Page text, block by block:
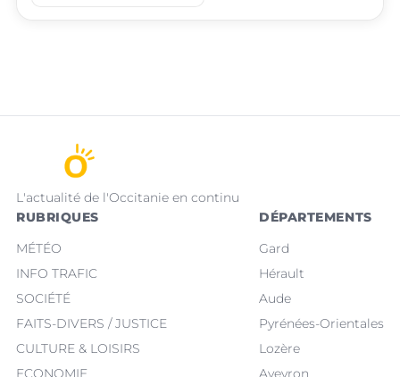
L'actualité de l'Occitanie en continu
RUBRIQUES
MÉTÉO
INFO TRAFIC
SOCIÉTÉ
FAITS-DIVERS / JUSTICE
CULTURE & LOISIRS
ECONOMIE
DÉPARTEMENTS
Gard
Hérault
Aude
Pyrénées-Orientales
Lozère
Aveyron